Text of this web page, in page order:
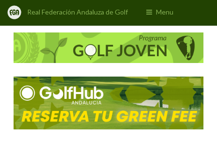
Real Federación Andaluza de Golf Menu